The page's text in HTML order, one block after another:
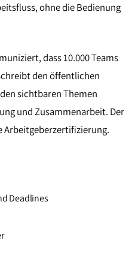
ohne die Bedienung
dass 10.000 Teams
den öffentlichen
sichtbaren Themen
und Zusammenarbeit. Der
Arbeitgeberzertifizierung.
Deadlines